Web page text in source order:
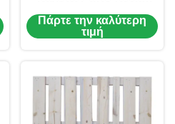
Euro
Πάρτε την καλύτερη
τιμή